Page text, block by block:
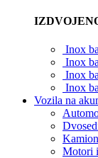
Inox
Inox
Inox
Inox
Vozila na
Motori